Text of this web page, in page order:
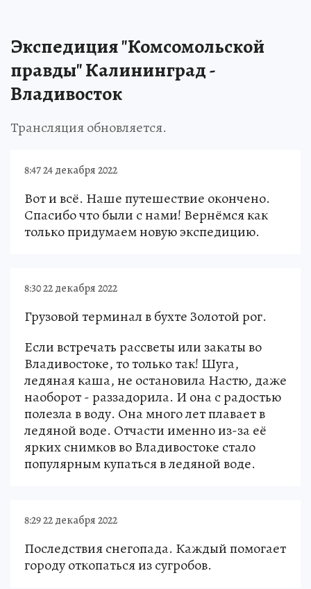
Экспедиция "Комсомольской
правды" Калининград -
Владивосток
Трансляция обновляется.
8:47 24 декабря 2022
Вот и всё. Наше путешествие окончено.
Спасибо что были с нами! Вернёмся как
только придумаем новую экспедицию.
8:30 22 декабря 2022
Грузовой терминал в бухте Золотой рог.
Если встречать рассветы или закаты во
Владивостоке, то только так! Шуга,
ледяная каша, не остановила Настю, даже
наоборот - раззадорила. И она с радостью
полезла в воду. Она много лет плавает в
ледяной воде. Отчасти именно из-за её
ярких снимков во Владивостоке стало
популярным купаться в ледяной воде.
8:29 22 декабря 2022
Последствия снегопада. Каждый помогает
городу откопаться из сугробов.